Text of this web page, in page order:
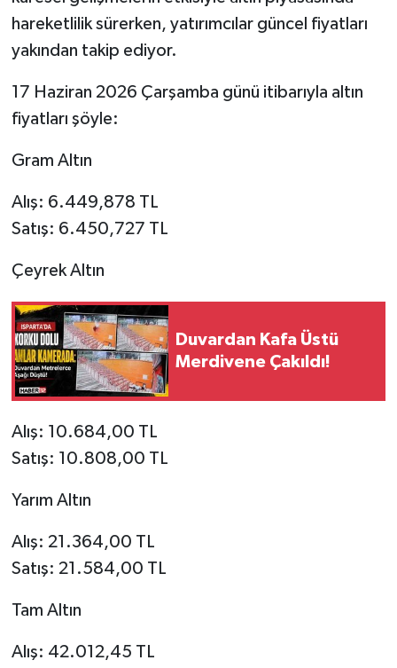
hareketlilik sürerken, yatırımcılar güncel fiyatları
yakından takip ediyor.
17 Haziran 2026 Çarşamba günü itibarıyla altın
fiyatları şöyle:
Gram Altın
Alış: 6.449,878 TL
Satış: 6.450,727 TL
Çeyrek Altın
Duvardan Kafa Üstü
Merdivene Çakıldı!
Alış: 10.684,00 TL
Satış: 10.808,00 TL
Yarım Altın
Alış: 21.364,00 TL
Satış: 21.584,00 TL
Tam Altın
Alış: 42.012,45 TL
İletişim